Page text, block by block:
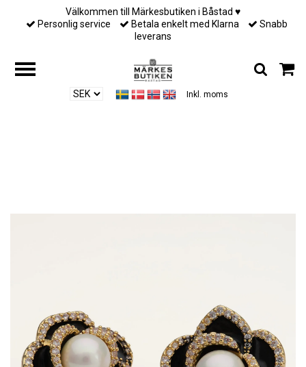
Välkommen till Märkesbutiken i Båstad ♥︎
Personlig service
Betala enkelt med Klarna
Snabb
leverans
Inkl. moms